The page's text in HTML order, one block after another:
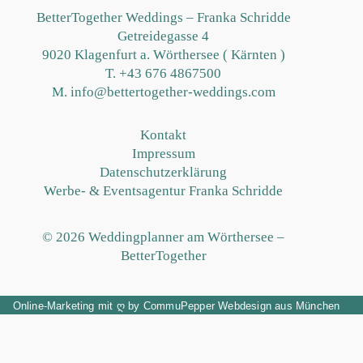
BetterTogether Weddings – Franka Schridde
Getreidegasse 4
9020 Klagenfurt a. Wörthersee ( Kärnten )
T.+43 676 4867500
M. info@bettertogether-weddings.com
Kontakt
Impressum
Datenschutzerklärung
Werbe- & Eventsagentur Franka Schridde
© 2026 Weddingplanner am Wörthersee –
BetterTogether
Online-Marketing mit ღby CommuPepper Webdesign aus München